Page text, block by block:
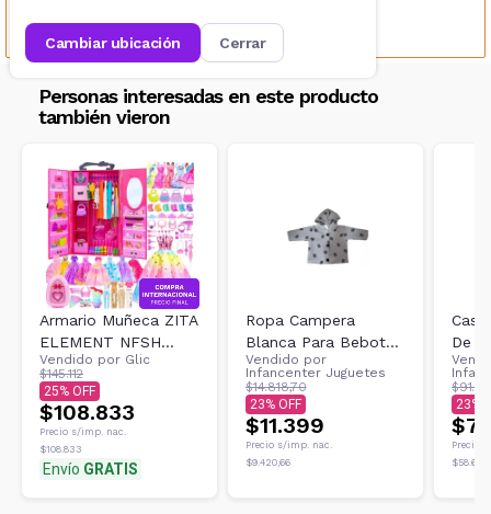
cambiar ubicación cerrar
Personas interesadas en este producto
también vieron
Armario Muñeca ZITA
ELEMENT NFSH
SUTCSE 102PCS 101
Vendido por Glic
$145.112
25
$108.833
Precio s/imp. nac.
$108.833
Envío GRATIS
Ropa Campera
Blanca Para Bebote
Chico - Mariposa
Vendido por
Infancenter Juguetes
$14.818,70
23
$11.399
Precio s/imp. nac.
$9.420,66
De
23
Precio
$58.677